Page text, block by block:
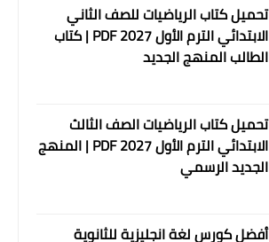
تحميل كتاب الرياضيات للصف الثاني
الابتدائي الترم الأول 2027 PDF | كتاب
الطالب المنهج الجديد
تحميل كتاب الرياضيات الصف الثالث
الابتدائي الترم الأول 2027 PDF | المنهج
الجديد الرسمي
أفضل كورس لغة انجليزية للثانوية